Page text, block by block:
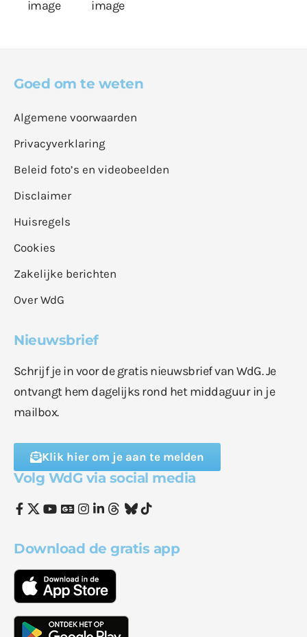
Goed om te weten
Algemene voorwaarden
Privacyverklaring
Beleid foto’s en videobeelden
Disclaimer
Huisregels
Cookies
Zakelijke berichten
Over WdG
Nieuwsbrief
Schrijf je in voor de gratis nieuwsbrief van WdG. Je
ontvangt hem dagelijks rond het middaguur in je
mailbox.
Klik hier om je aan te melden
Volg WdG via social media
Download de gratis app